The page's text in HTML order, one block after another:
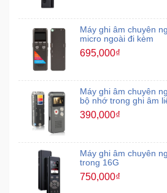
Máy ghi âm chuyên
micro ngoài đi kèm
695,000₫
Máy ghi âm chuyên
bộ nhớ trong ghi âm
390,000₫
Máy ghi âm chuyên
trong 16G
750,000₫